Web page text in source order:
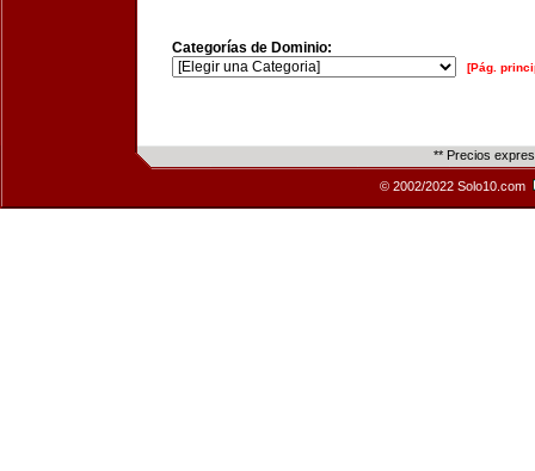
Categorías de Dominio:
[Pág.
** Precios
© 2002/2022 Solo10.com